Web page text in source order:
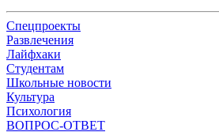
Спецпроекты
Развлечения
Лайфхаки
Студентам
Школьные новости
Культура
Психология
ВОПРОС-ОТВЕТ